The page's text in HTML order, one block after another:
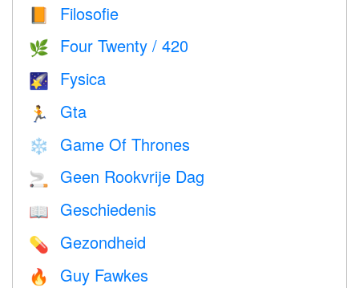
📙 Filosofie
🌿 Four Twenty / 420
🌠 Fysica
🏃 Gta
❄️ Game Of Thrones
🚬 Geen Rookvrije Dag
📖 Geschiedenis
💊 Gezondheid
🔥 Guy Fawkes